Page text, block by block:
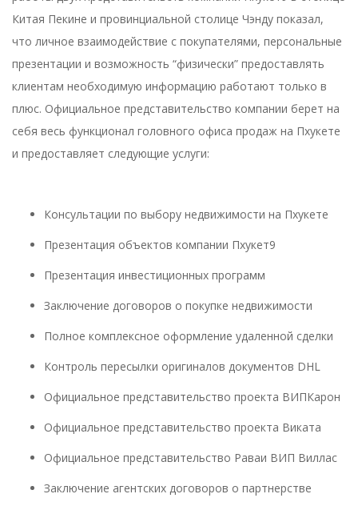
Китая Пекине и провинциальной столице Чэнду показал,
что личное взаимодействие с покупателями, персональные
презентации и возможность “физически” предоставлять
клиентам необходимую информацию работают только в
плюс. Официальное представительство компании берет на
себя весь функционал головного офиса продаж на Пхукете
и предоставляет следующие услуги:
Консультации по выбору недвижимости на Пхукете
Презентация объектов компании Пхукет9
Презентация инвестиционных программ
Заключение договоров о покупке недвижимости
Полное комплексное оформление удаленной сделки
Контроль пересылки оригиналов документов DHL
Официальное представительство проекта ВИПКарон
Официальное представительство проекта Виката
Официальное представительство Раваи ВИП Виллас
Заключение агентских договоров о партнерстве